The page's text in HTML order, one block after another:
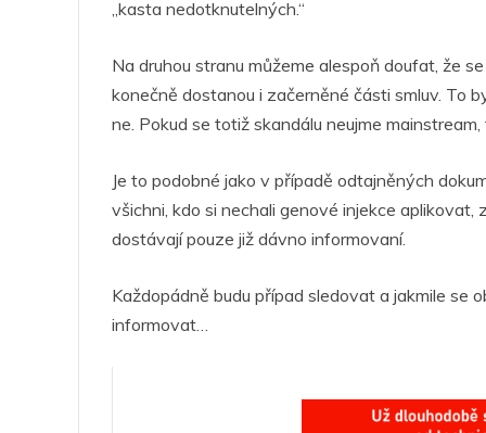
„kasta nedotknutelných.“
Na druhou stranu můžeme alespoň doufat, že
konečně dostanou i začerněné části smluv. To
ne. Pokud se totiž skandálu neujme
Je to podobné jako v případě odtajněných
všichni, kdo si nechali genové injekce
dostávají pouze již dávno informovaní.
Každopádně budu případ sledovat a jakmile se
informovat…